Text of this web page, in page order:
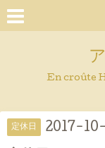
En croûte
定休日 2017-